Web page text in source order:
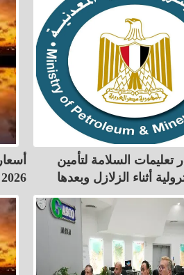
تعليمات السلامة لتأمين
أثناء الزلازل وبعدها
2026